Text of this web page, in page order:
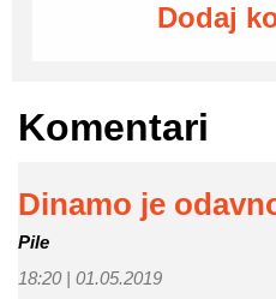
Dodaj
Komentari
Dinamo je
Pile
18:20 | 01.05.2019